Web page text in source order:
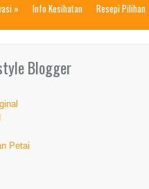
» Info Kesihatan Resepi Pilihan
Blogger
Petai